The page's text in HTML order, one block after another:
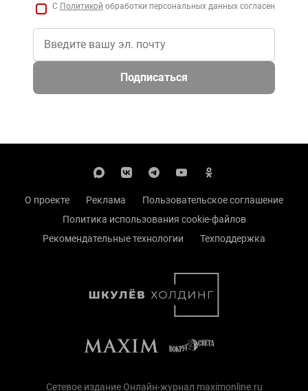
С Политикой обработки персональных данных согласен
Подписаться
О проекте Реклама
Пользовательское соглашение
Политика использования cookie-файлов
Рекомендательные технологии
Техподдержка
Сетевое издание Онлайн-журнал maximonline.ru